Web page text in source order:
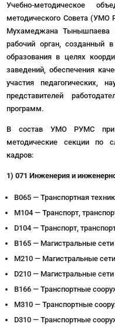
Учебно-методическое
методического Совета (УМО
Мухамеджана Тынышпаева
рабочий орган, созданный
образования в целях
заведений, обеспечения
участия педагогических,
представителей
программ.
В состав УМО РУМС при
методические секции по
кадров:
1) 071 Инженерия и
B065 — Транспортная
M104 — Транспорт,
D104 — Транспорт,
B165 — Магистральные сети
M210 — Магистральные
D210 — Магистральные сети
B166 — Транспортные
M310 — Транспортные
D310 — Транспортные